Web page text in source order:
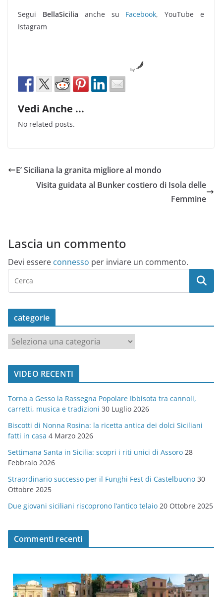
Segui BellaSicilia anche su Facebook, YouTube e
Istagram
by
Vedi Anche ...
No related posts.
E’ Siciliana la granita migliore al mondo
Visita guidata al Bunker costiero di Isola delle
Femmine
Lascia un commento
Devi essere connesso per inviare un commento.
categorie
a
t
o
r
i
e
VIDEO RECENTI
Torna a Gesso la Rassegna Popolare Ibbisota tra cannoli,
carretti, musica e tradizioni 30 Luglio 2026
Biscotti di Nonna Rosina: la ricetta antica dei dolci Siciliani
fatti in casa 4 Marzo 2026
Settimana Santa in Sicilia: scopri i riti unici di Assoro 28
Febbraio 2026
Straordinario successo per il Funghi Fest di Castelbuono 30
Ottobre 2025
Due giovani siciliani riscoprono l’antico telaio 20 Ottobre 2025
Commenti recenti